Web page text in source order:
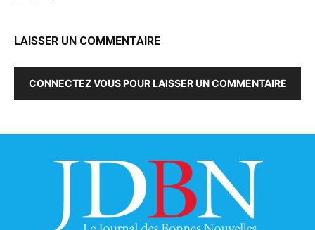
LAISSER UN COMMENTAIRE
CONNECTEZ VOUS POUR LAISSER UN COMMENTAIRE